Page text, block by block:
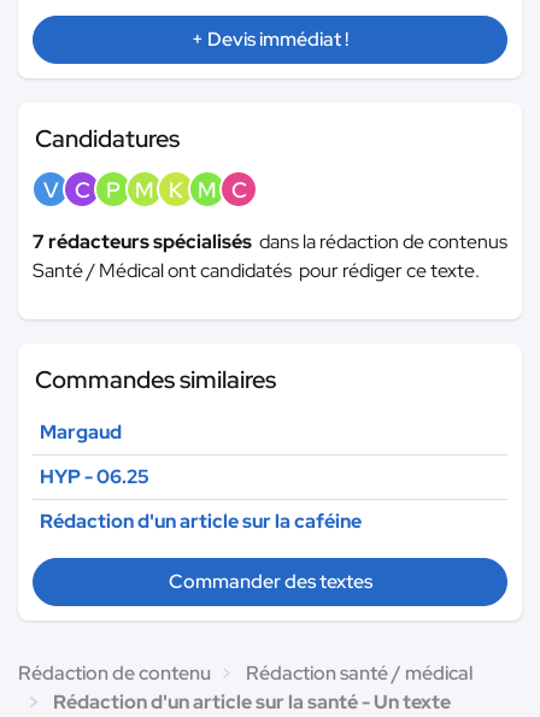
+ Devis immédiat !
Candidatures
V C P M K M C
7 rédacteurs spécialisés dans la rédaction de contenus
Santé / Médical ont candidatés pour rédiger ce texte.
Commandes similaires
Margaud
HYP - 06.25
Rédaction d'un article sur la caféine
Commander des textes
Rédaction de contenu
Rédaction santé / médical
Rédaction d'un article sur la santé - Un texte